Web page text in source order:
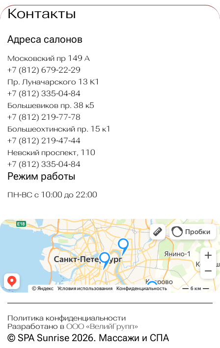
Контакты
Адреса салонов
Московский пр 149 А
+7 (812) 679-22-29
Пр. Луначарского 13 К1
+7 (812) 335-04-84
Большевиков пр. 38 к5
+7 (812) 219-77-78
Большеохтинский пр. 15 к1
+7 (812) 219-47-44
Невский проспект, 110
+7 (812) 335-04-84
Режим работы
ПН-ВС с 10:00 до 22:00
Политика конфиденциальности
Разработано в ООО «ВелийГрупп»
© SPA Sunrise 2026. Массажи и СПА